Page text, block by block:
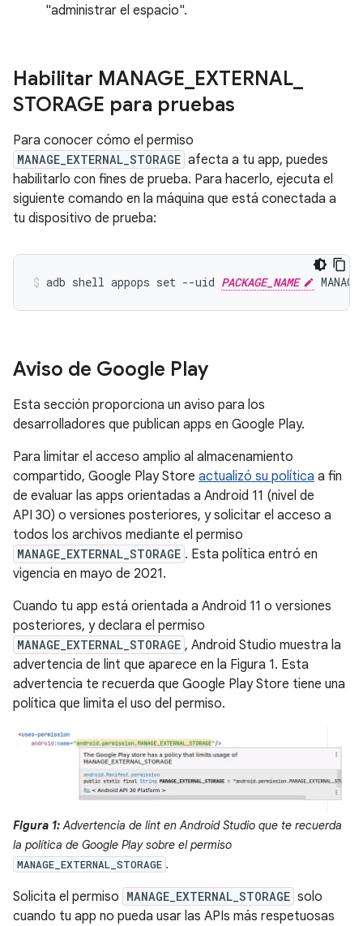
"administrar el espacio".
Habilitar MANAGE EXTERNAL
STORAGE para pruebas
Para conocer cómo el permiso
MANAGE_EXTERNAL_STORAGE afecta a tu app, puedes
habilitarlo con fines de prueba. Para hacerlo, ejecuta el
siguiente comando en la máquina que está conectada a
tu dispositivo de prueba:
adb shell appops set --uid PACKAGE_NAME
Aviso de Google Play
Esta sección proporciona un aviso para los
desarrolladores que publican apps en Google Play.
Para limitar el acceso amplio al almacenamiento
compartido, Google Play Store actualizó su política a fin
de evaluar las apps orientadas a Android 11 (nivel de
API 30) o versiones posteriores, y solicitar el acceso a
todos los archivos mediante el permiso
MANAGE_EXTERNAL_STORAGE . Esta política entró en
vigencia en mayo de 2021.
Cuando tu app está orientada a Android 11 o versiones
posteriores, y declara el permiso
MANAGE_EXTERNAL_STORAGE , Android Studio muestra la
advertencia de lint que aparece en la Figura 1. Esta
advertencia te recuerda que Google Play Store tiene una
política que limita el uso del permiso.
Figura 1:Advertencia de lint en Android Studio que te recuerda
la política de Google Play sobre el permiso
MANAGE_EXTERNAL_STORAGE .
Solicita el permiso MANAGE_EXTERNAL_STORAGE solo
cuando tu app no pueda usar las APIs más respetuosas